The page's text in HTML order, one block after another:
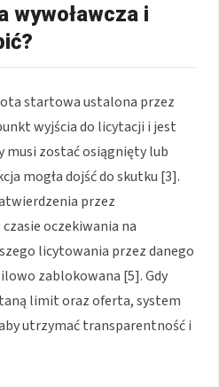
wywoławcza i
startowa ustalona przez
wyjścia do licytacji i jest
zostać osiągnięty lub
mogła dojść do skutku [3].
przez
oczekiwania na
licytowania przez danego
zablokowana [5]. Gdy
limit oraz oferta, system
utrzymać transparentność i